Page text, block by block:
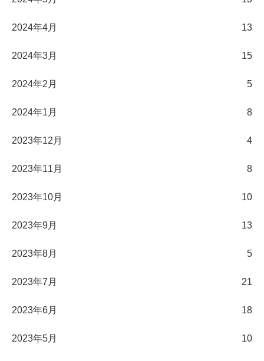
2024年4月 13
2024年3月 15
2024年2月 5
2024年1月 8
2023年12月 4
2023年11月 8
2023年10月 10
2023年9月 13
2023年8月 5
2023年7月 21
2023年6月 18
2023年5月 10